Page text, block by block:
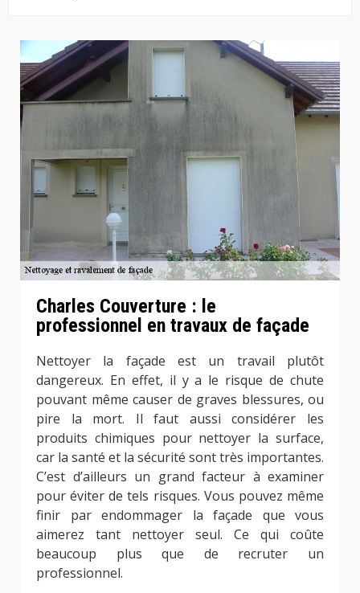
Charles Couverture : le
professionnel en travaux de façade
Nettoyer la façade est un travail plutôt
dangereux. En effet, il y a le risque de chute
pouvant même causer de graves blessures, ou
pire la mort. Il faut aussi considérer les
produits chimiques pour nettoyer la surface,
car la santé et la sécurité sont très importantes.
C’est d’ailleurs un grand facteur à examiner
pour éviter de tels risques. Vous pouvez même
finir par endommager la façade que vous
aimerez tant nettoyer seul. Ce qui coûte
beaucoup plus que de recruter un
professionnel.